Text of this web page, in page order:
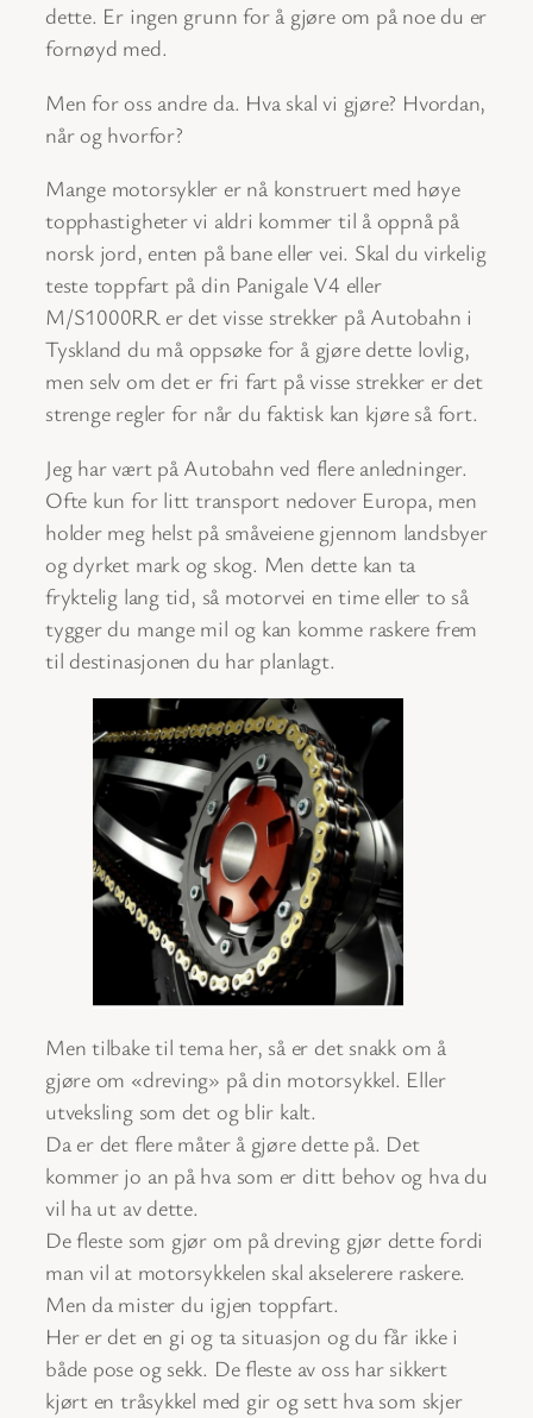
dette. Er ingen grunn for å gjøre om på noe du er
fornøyd med.
Men for oss andre da. Hva skal vi gjøre? Hvordan,
når og hvorfor?
Mange motorsykler er nå konstruert med høye
topphastigheter vi aldri kommer til å oppnå på
norsk jord, enten på bane eller vei. Skal du virkelig
teste toppfart på din Panigale V4 eller
M/S1000RR er det visse strekker på Autobahn i
Tyskland du må oppsøke for å gjøre dette lovlig,
men selv om det er fri fart på visse strekker er det
strenge regler for når du faktisk kan kjøre så fort.
Jeg har vært på Autobahn ved flere anledninger.
Ofte kun for litt transport nedover Europa, men
holder meg helst på småveiene gjennom landsbyer
og dyrket mark og skog. Men dette kan ta
fryktelig lang tid, så motorvei en time eller to så
tygger du mange mil og kan komme raskere frem
til destinasjonen du har planlagt.
Men tilbake til tema her, så er det snakk om å
gjøre om «dreving» på din motorsykkel. Eller
utveksling som det og blir kalt.
Da er det flere måter å gjøre dette på. Det
kommer jo an på hva som er ditt behov og hva du
vil ha ut av dette.
De fleste som gjør om på dreving gjør dette fordi
man vil at motorsykkelen skal akselerere raskere.
Men da mister du igjen toppfart.
Her er det en gi og ta situasjon og du får ikke i
både pose og sekk. De fleste av oss har sikkert
kjørt en tråsykkel med gir og sett hva som skjer